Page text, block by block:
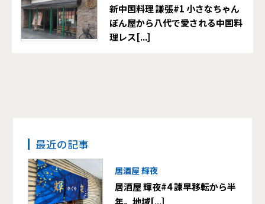
新中国料理 謙張#1 小さなちゃん
ぽん屋から八代で愛される中国料
理レス[...]
最近の記事
居酒屋 輝夜
居酒屋 輝夜#4 諫早移転から半
年。地域[...]